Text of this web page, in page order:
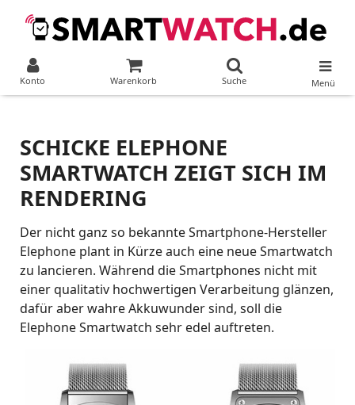
Konto Warenkorb Suche Menü
SCHICKE ELEPHONE
SMARTWATCH ZEIGT SICH IM
RENDERING
Der nicht ganz so bekannte Smartphone-Hersteller
Elephone plant in Kürze auch eine neue Smartwatch
zu lancieren. Während die Smartphones nicht mit
einer qualitativ hochwertigen Verarbeitung glänzen,
dafür aber wahre Akkuwunder sind, soll die
Elephone Smartwatch sehr edel auftreten.